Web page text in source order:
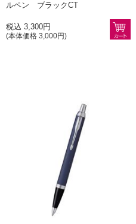
ルペン ブラックCT
税込 3,300円
(本体価格 3,000円)